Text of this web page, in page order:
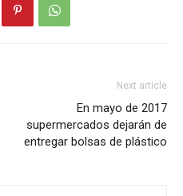
Next article
En mayo de 2017
supermercados dejarán de
entregar bolsas de plástico